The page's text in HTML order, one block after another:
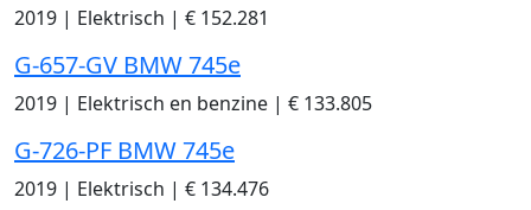
2019 | Elektrisch | € 152.281
G-657-GV BMW 745e
2019 | Elektrisch en benzine | € 133.805
G-726-PF BMW 745e
2019 | Elektrisch | € 134.476